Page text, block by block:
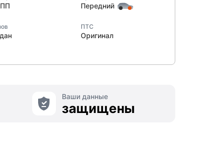
Передний
ПТС
Оригинал
Ваши данные
защищены